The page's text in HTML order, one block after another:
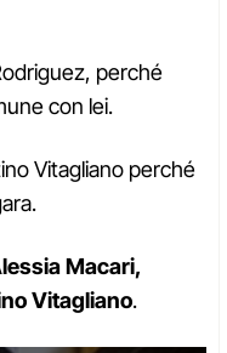
perché
con lei.
Vitagliano perché
Macari,
Vitagliano.